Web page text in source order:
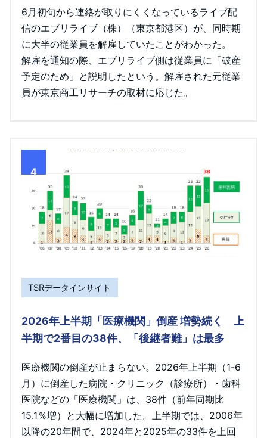
6月初旬から連絡が取りにくくなっているライブ配
信のエブリライブ（株）（東京都港区）が、同時期
に大半の従業員を解雇していたことがわかった。
解雇を通知の際、エブリライブ側は従業員に「破産
予定のため」と説明したという。解雇された元従業
員が東京商工リサーチの取材に応じた。
4
TSRデータインサイト
2026年上半期「医療機関」倒産 増勢続く 上
半期で2番目の38件、「後継者難」は最多
医療機関の倒産が止まらない。2026年上半期（1-6
月）に倒産した病院・クリニック（診療所）・歯科
医院などの「医療機関」は、38件（前年同期比
15.1％増）と大幅に増加した。上半期では、2006年
以降の20年間で、2024年と2025年の33件を上回